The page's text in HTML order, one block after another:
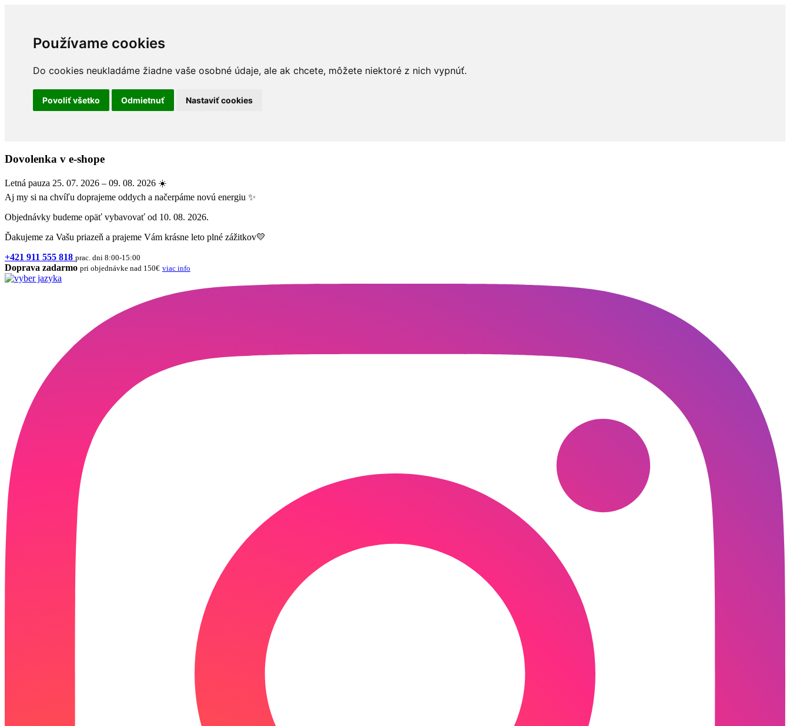
Používame cookies
Do cookies neukladáme žiadne vaše osobné údaje, ale ak chcete, môžete niektoré z nich vypnúť.
Povoliť všetko Odmietnuť Nastaviť cookies
Dovolenka v e-shope
Letná pauza 25. 07. 2026 – 09. 08. 2026 ☀️
Aj my si na chvíľu doprajeme oddych a načerpáme novú energiu ✨
Objednávky budeme opäť vybavovať od 10. 08. 2026.
Ďakujeme za Vašu priazeň a prajeme Vám krásne leto plné zážitkov💛
+421 911 555 818 prac. dni 8:00-15:00
Doprava zadarmo pri objednávke nad 150€ viac info